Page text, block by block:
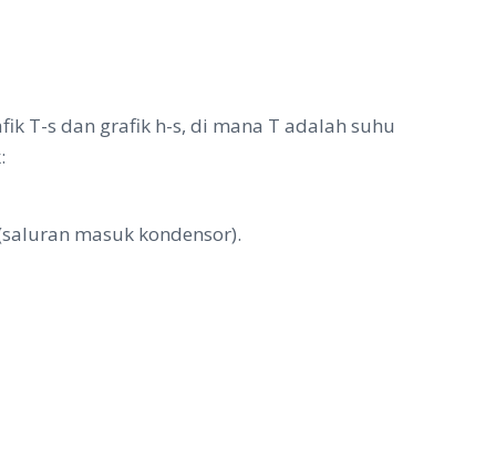
T-s dan grafik h-s, di mana T adalah suhu
masuk kondensor).